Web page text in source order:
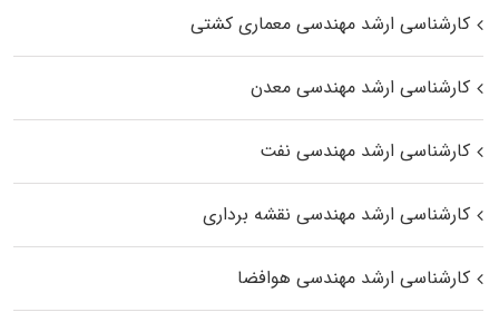
کارشناسی ارشد مهندسی معماری کشتی
کارشناسی ارشد مهندسی معدن
کارشناسی ارشد مهندسی نفت
کارشناسی ارشد مهندسی نقشه برداری
کارشناسی ارشد مهندسی هوافضا